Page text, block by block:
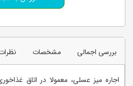
بررسی اجمالی مشخصات
اجاره میز عسلی، معمولا در اتاق